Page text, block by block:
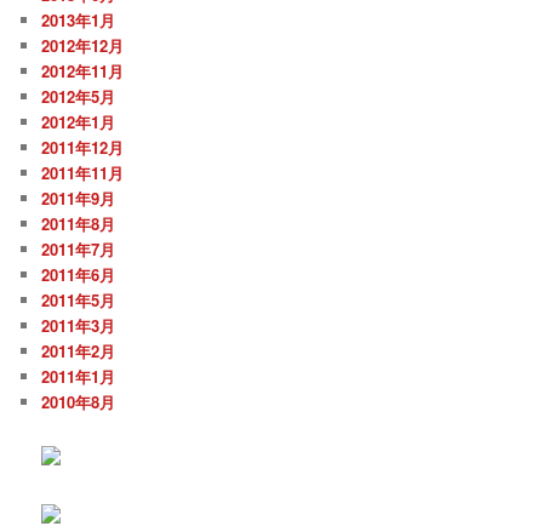
2013年1月
2012年12月
2012年11月
2012年5月
2012年1月
2011年12月
2011年11月
2011年9月
2011年8月
2011年7月
2011年6月
2011年5月
2011年3月
2011年2月
2011年1月
2010年8月